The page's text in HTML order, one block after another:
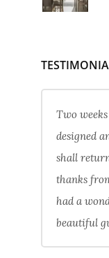
Two
designed
shall
thanks
had a
beautiful